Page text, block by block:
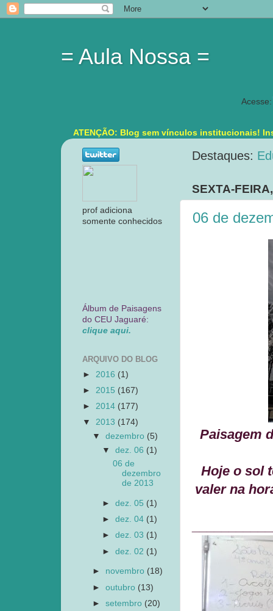
= Aula Nossa =
Acesse:
ATENÇÃO: Blog sem vínculos institucionais!
Destaques:
SEXTA-
06 de
Paisagem
Hoje o sol
valer na
prof adiciona
somente conhecidos
Álbum de Paisagens
do CEU Jaguaré:
clique aqui.
ARQUIVO DO BLOG
► 2016 (1)
► 2015 (167)
► 2014 (177)
▼ 2013 (174)
▼dezembro (5)
▼dez. 06 (1)
06 de
dezembro
de 2013
►dez. 05 (1)
►dez. 04 (1)
►dez. 03 (1)
►dez. 02 (1)
► novembro (18)
►outubro (13)
►setembro (20)